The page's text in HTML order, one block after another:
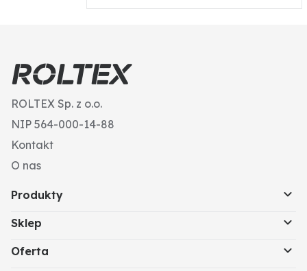
ROLTEX Sp. z o.o.
NIP 564-000-14-88
Kontakt
O nas
Produkty
Sklep
Oferta